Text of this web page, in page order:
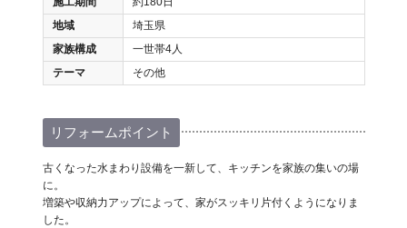
地域
埼玉県
家族構成
一世帯4人
テーマ
その他
リフォームポイント
古くなった水まわり設備を一新して、キッチンを家族の集いの場
に。
増築や収納力アップによって、家がスッキリ片付くようになりま
した。